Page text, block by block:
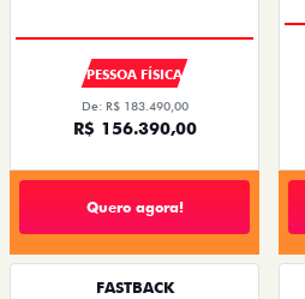
PESSOA FÍSICA
De: R$ 183.490,00
R$ 156.390,00
Quero agora!
FASTBACK